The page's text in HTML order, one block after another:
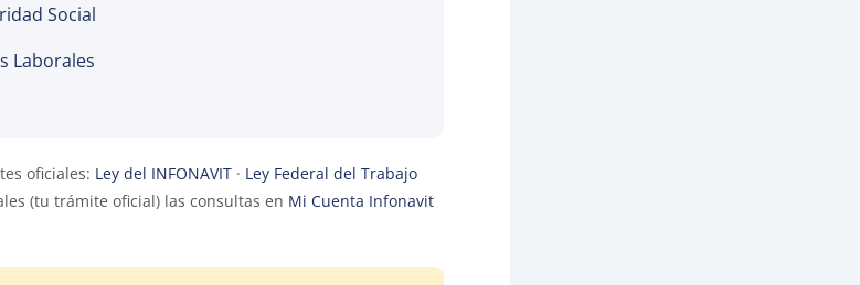
Social
Laborales
oficiales: Ley del INFONAVIT · Ley Federal del Trabajo
(tu trámite oficial) las consultas en Mi Cuenta Infonavit